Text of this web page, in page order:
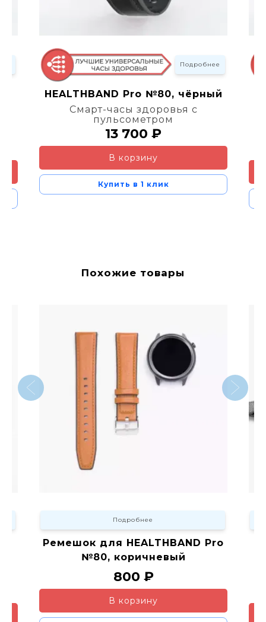
Подробнее
HEALTHBAND Pro №80, чёрный
Смарт-часы здоровья с
пульсометром
13 700 ₽
В корзину
Купить в 1 клик
Похожие товары
Подробнее
Ремешок для HEALTHBAND Pro
№80, коричневый
800 ₽
В корзину